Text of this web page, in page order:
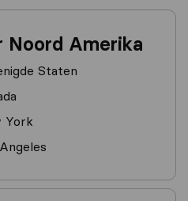
Noord Amerika
Staten
York